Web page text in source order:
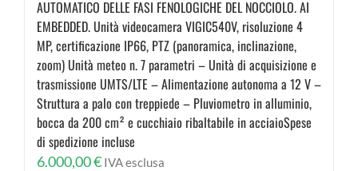
AUTOMATICO DELLE FASI FENOLOGICHE DEL NOCCIOLO. AI
EMBEDDED. Unità videocamera VIGIC540V, risoluzione 4
MP, certificazione IP66, PTZ (panoramica, inclinazione,
zoom) Unità meteo n. 7 parametri – Unità di acquisizione e
trasmissione UMTS/LTE – Alimentazione autonoma a 12 V –
Struttura a palo con treppiede – Pluviometro in alluminio,
bocca da 200 cm² e cucchiaio ribaltabile in acciaioSpese
di spedizione incluse
6.000,00€ IVA esclusa